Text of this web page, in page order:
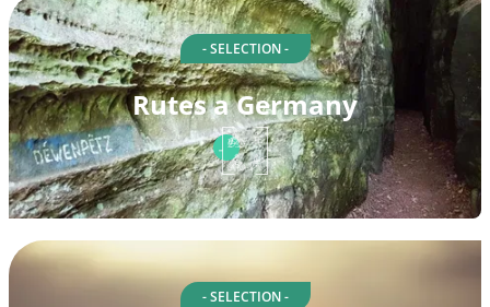
- SELECTION -
Rutes a Germany
- SELECTION -